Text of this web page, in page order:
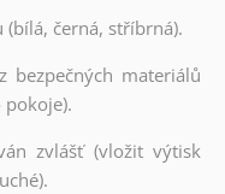
černá, stříbrná).
materiálů
pokoje).
zvlášť (vložit výtisk